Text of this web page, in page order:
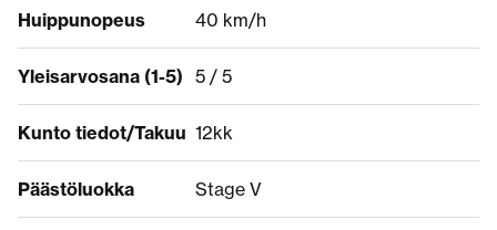
Huippunopeus 40 km/h
Yleisarvosana (1-5) 5 / 5
Kunto tiedot/Takuu 12kk
Päästöluokka Stage V